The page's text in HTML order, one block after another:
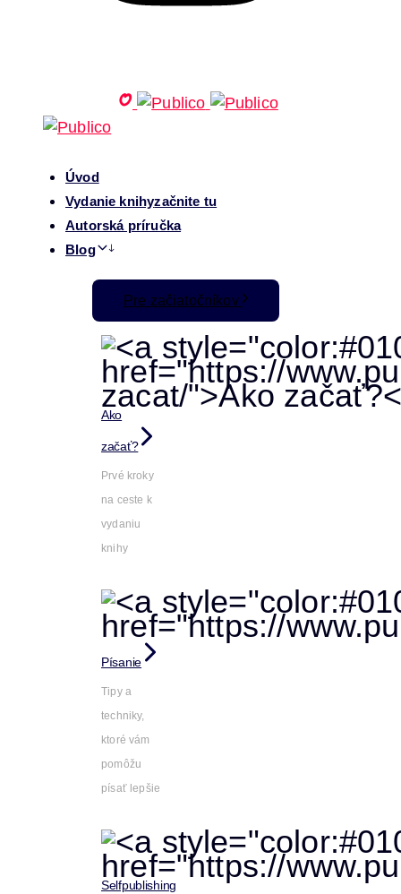
Úvod
Vydanie knihyzačnite tu
Autorská príručka
Blog
Pre začiatočníkov
Ako
začať?
Prvé kroky
na ceste k
vydaniu
knihy
Písanie
Tipy a
techniky,
ktoré vám
pomôžu
písať lepšie
Selfpublishing